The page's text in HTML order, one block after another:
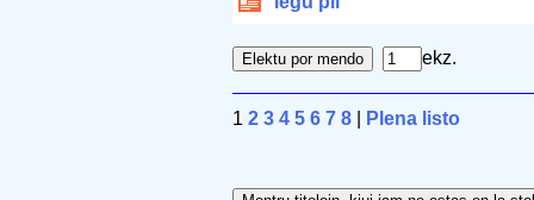
ekz.
1 2 3 4 5 6 7 8 Plena listo